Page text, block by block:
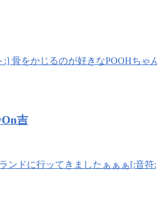
:] 骨をかじるのが好きなPOOHち
吉
ンドに行ッてきましたぁぁぁ[:音